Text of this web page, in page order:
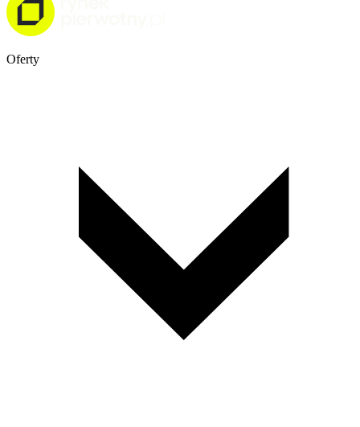
Oferty